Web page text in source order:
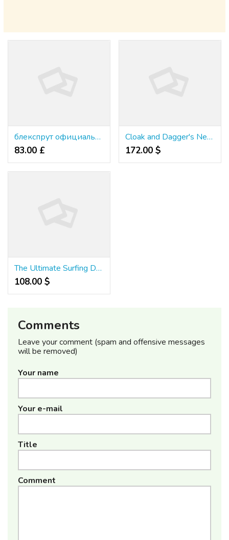
блекспрут официальный
83.00 £
Cloak and Dagger's New Look: A Perfect Fit for Marvel Rivals
172.00 $
The Ultimate Surfing Destination: Snapper Rocks, Australia
108.00 $
Comments
Leave your comment (spam and offensive messages
will be removed)
Your name
Your e-mail
Title
Comment